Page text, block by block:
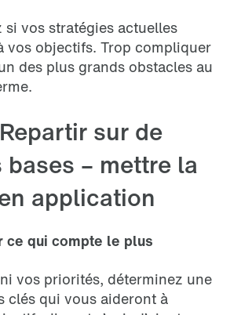
si vos stratégies actuelles
vos objectifs. Trop compliquer
des plus grands obstacles au
sur de
– mettre la
application
ce qui compte le plus
vos priorités, déterminez une
clés qui vous aideront à